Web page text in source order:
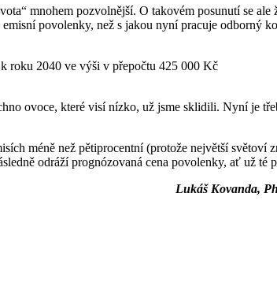
mnohem pozvolnější. O takovém posunutí se ale
povolenky, než s jakou nyní pracuje odborný
roku 2040 ve výši v přepočtu 425 000 Kč
ovoce, které visí nízko, už jsme sklidili. Nyní je
méně než pětiprocentní (protože největší světoví
odráží prognózovaná cena povolenky, ať už té
Lukáš Kovanda,